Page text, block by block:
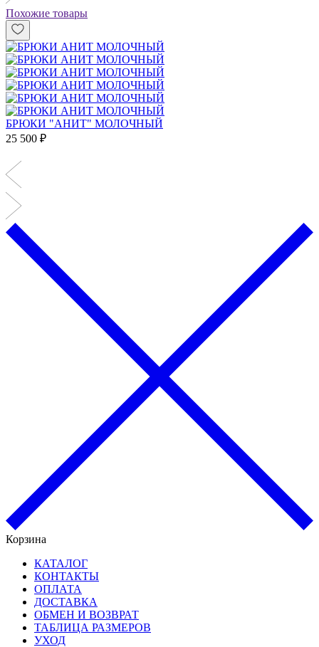
Похожие товары
БРЮКИ "АНИТ" МОЛОЧНЫЙ
25 500 ₽
Корзина
КАТАЛОГ
КОНТАКТЫ
ОПЛАТА
ДОСТАВКА
ОБМЕН И ВОЗВРАТ
ТАБЛИЦА РАЗМЕРОВ
УХОД